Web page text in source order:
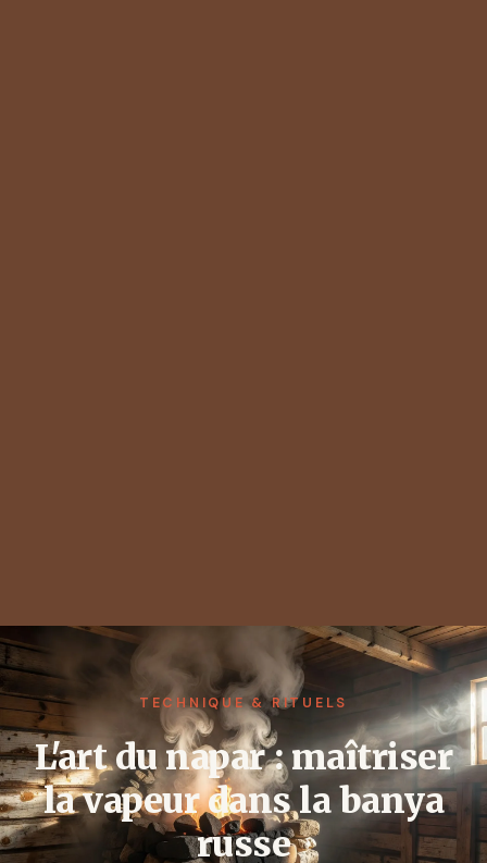
TECHNIQUE & RITUELS
L'art du napar : maîtriser
la vapeur dans la banya
russe